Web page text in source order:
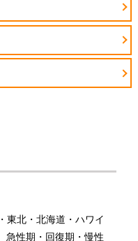
東北・北海道・ハワイ
急性期・回復期・慢性